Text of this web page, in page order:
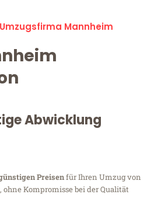
Mannheim
Abwicklung
Preisenfür Ihren Umzug von
Kompromisse bei der Qualität